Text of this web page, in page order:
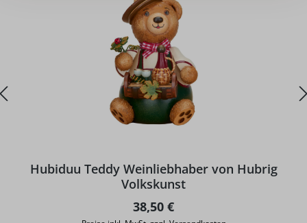
Hubiduu Teddy Weinliebhaber von Hubrig
Volkskunst
Regulärer Preis:
38,50 €